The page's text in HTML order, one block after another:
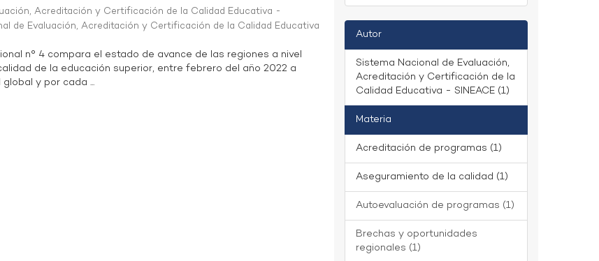
Acreditación y Certificación de la Calidad Educativa -
de Evaluación, Acreditación y Certificación de la Calidad Educativa
n° 4 compara el estado de avance de las regiones a nivel
de la educación superior, entre febrero del año 2022 a
y por cada ...
Autor
Sistema Nacional de Evaluación,
Acreditación y Certificación de la
Calidad Educativa - SINEACE (1)
Materia
Acreditación de programas (1)
Aseguramiento de la calidad (1)
Autoevaluación de programas (1)
Brechas y oportunidades
regionales (1)